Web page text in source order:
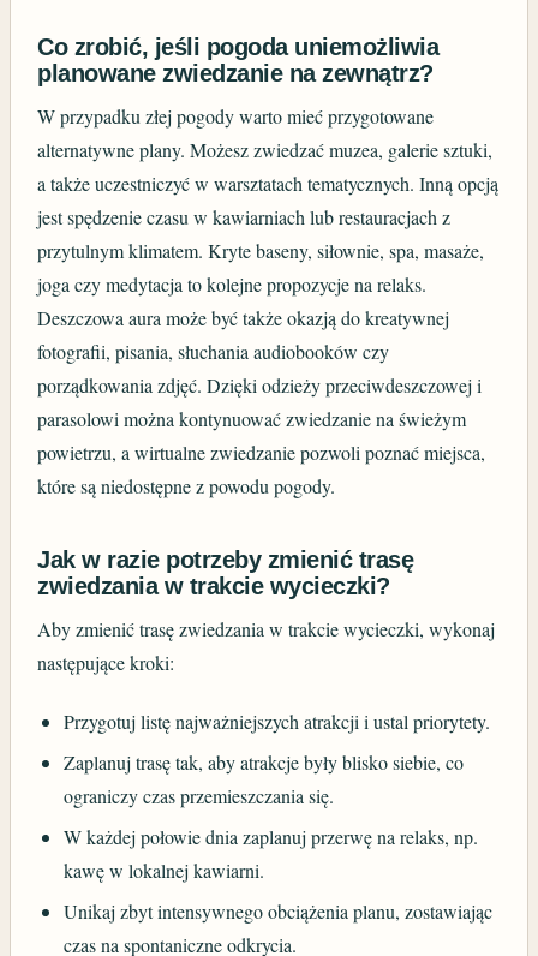
Co zrobić, jeśli pogoda uniemożliwia
planowane zwiedzanie na zewnątrz?
W przypadku złej pogody warto mieć przygotowane
alternatywne plany. Możesz zwiedzać muzea, galerie sztuki,
a także uczestniczyć w warsztatach tematycznych. Inną opcją
jest spędzenie czasu w kawiarniach lub restauracjach z
przytulnym klimatem. Kryte baseny, siłownie, spa, masaże,
joga czy medytacja to kolejne propozycje na relaks.
Deszczowa aura może być także okazją do kreatywnej
fotografii, pisania, słuchania audiobooków czy
porządkowania zdjęć. Dzięki odzieży przeciwdeszczowej i
parasolowi można kontynuować zwiedzanie na świeżym
powietrzu, a wirtualne zwiedzanie pozwoli poznać miejsca,
które są niedostępne z powodu pogody.
Jak w razie potrzeby zmienić trasę
zwiedzania w trakcie wycieczki?
Aby zmienić trasę zwiedzania w trakcie wycieczki, wykonaj
następujące kroki:
Przygotuj listę najważniejszych atrakcji i ustal priorytety.
Zaplanuj trasę tak, aby atrakcje były blisko siebie, co
ograniczy czas przemieszczania się.
W każdej połowie dnia zaplanuj przerwę na relaks, np.
kawę w lokalnej kawiarni.
Unikaj zbyt intensywnego obciążenia planu, zostawiając
czas na spontaniczne odkrycia.